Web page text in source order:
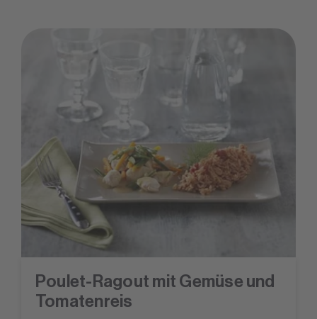
Poulet-Ragout mit Gemüse und
Tomatenreis